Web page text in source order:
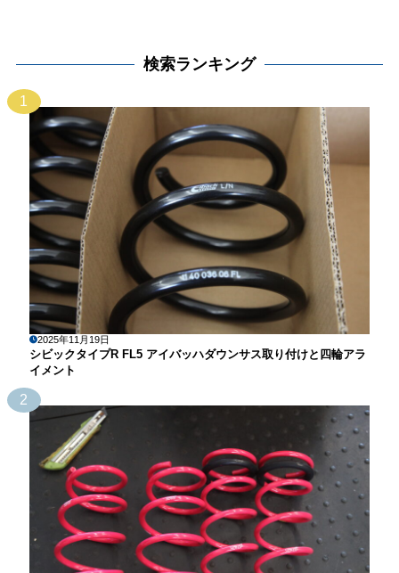
検索ランキング
1
2025年11月19日
シビックタイプR FL5 アイバッハダウンサス取り付けと四輪アラ
イメント
2